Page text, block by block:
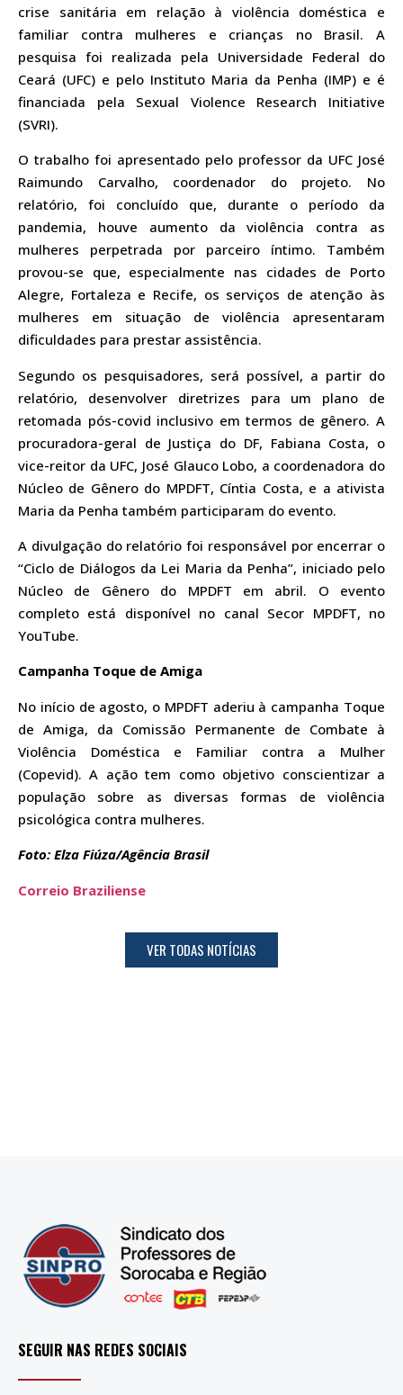
crise sanitária em relação à violência doméstica e
familiar contra mulheres e crianças no Brasil. A
pesquisa foi realizada pela Universidade Federal do
Ceará (UFC) e pelo Instituto Maria da Penha (IMP) e é
financiada pela Sexual Violence Research Initiative
(SVRI).
O trabalho foi apresentado pelo professor da UFC José
Raimundo Carvalho, coordenador do projeto. No
relatório, foi concluído que, durante o período da
pandemia, houve aumento da violência contra as
mulheres perpetrada por parceiro íntimo. Também
provou-se que, especialmente nas cidades de Porto
Alegre, Fortaleza e Recife, os serviços de atenção às
mulheres em situação de violência apresentaram
dificuldades para prestar assistência.
Segundo os pesquisadores, será possível, a partir do
relatório, desenvolver diretrizes para um plano de
retomada pós-covid inclusivo em termos de gênero. A
procuradora-geral de Justiça do DF, Fabiana Costa, o
vice-reitor da UFC, José Glauco Lobo, a coordenadora do
Núcleo de Gênero do MPDFT, Cíntia Costa, e a ativista
Maria da Penha também participaram do evento.
A divulgação do relatório foi responsável por encerrar o
“Ciclo de Diálogos da Lei Maria da Penha”, iniciado pelo
Núcleo de Gênero do MPDFT em abril. O evento
completo está disponível no canal Secor MPDFT, no
YouTube.
Campanha Toque de Amiga
No início de agosto, o MPDFT aderiu à campanha Toque
de Amiga, da Comissão Permanente de Combate à
Violência Doméstica e Familiar contra a Mulher
(Copevid). A ação tem como objetivo conscientizar a
população sobre as diversas formas de violência
psicológica contra mulheres.
Foto: Elza Fiúza/Agência Brasil
Correio Braziliense
VER TODAS NOTÍCIAS
SEGUIR NAS REDES SOCIAIS